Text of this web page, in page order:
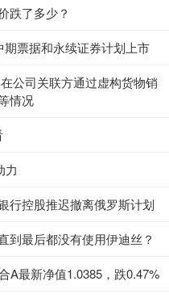
跌了多少？
票据和永续证券计划上市
公司关联方通过虚构货物销
情况
力
行控股推迟撤离俄罗斯计划
到最后都没有使用伊迪丝？
A最新净值1.0385，跌0.47%